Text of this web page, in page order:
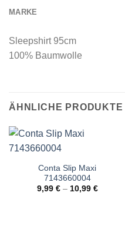
MARKE
Sleepshirt 95cm
100% Baumwolle
ÄHNLICHE PRODUKTE
Conta Slip Maxi
7143660004
9,99 €– 10,99 €